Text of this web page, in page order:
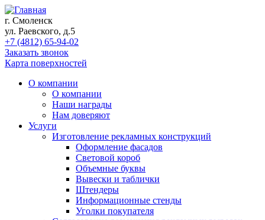
г. Смоленск
ул. Раевского, д.5
+7 (4812) 65-94-02
Заказать звонок
Карта поверхностей
О компании
О компании
Наши награды
Нам доверяют
Услуги
Изготовление рекламных конструкций
Оформление фасадов
Световой короб
Объемные буквы
Вывески и таблички
Штендеры
Информационные стенды
Уголки покупателя